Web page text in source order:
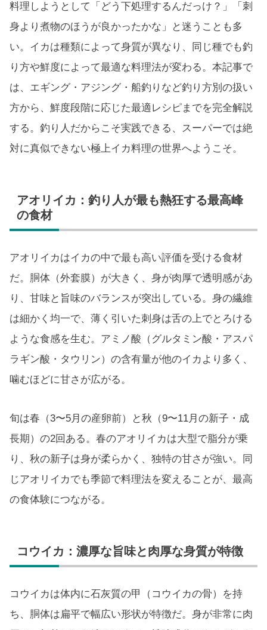
料理しようとして「どう下処理するんだっけ？」「刺
身より煮物のほうが良かったかな」と迷うことも多
い。イカは種類によって身質が異なり、同じ種でも釣
り方や鮮度によって最適な料理法が変わる。本記事で
は、エギング・アジング・船釣りなど釣り方別の扱い
方から、鮮度段階に応じた最適レシピまでを完全解説
する。釣り人だからこそ実践できる、スーパーでは絶
対に真似できない極上イカ料理の世界へようこそ。
アオリイカ：釣り人が最も熱狂する最高峰
の食材
アオリイカはイカの中で最も高い評価を受ける食材
だ。胴体（外套膜）が大きく、身が肉厚で透明感があ
り、甘味と旨味のバランスが突出している。身の繊維
は細かく均一で、薄く引いた刺身は舌の上でとろける
ような食感を生む。アミノ酸（グルタミン酸・アスパ
ラギン酸・タウリン）の含有量が他のイカより多く、
噛むほどに甘さが広がる。
旬は春（3〜5月の産卵前）と秋（9〜11月の新子・成
長期）の2回ある。春のアオリイカは大型で脂分が乗
り、秋の新子は身が柔らかく、独特の甘さが強い。同
じアオリイカでも季節で料理法を変えることが、最高
の食体験につながる。
コウイカ：濃厚な旨味と肉厚な身質が特徴
コウイカは体内に石灰質の甲（コウイカの骨）を持
ち、胴体は扁平で幅広い形状が特徴だ。身が非常に肉